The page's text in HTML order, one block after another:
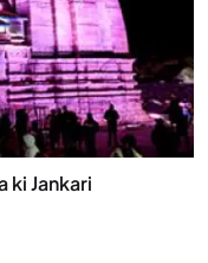
ki Jankari